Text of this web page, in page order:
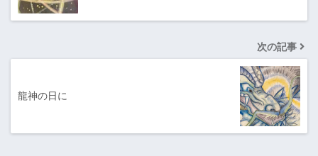
次の記事
龍神の日に